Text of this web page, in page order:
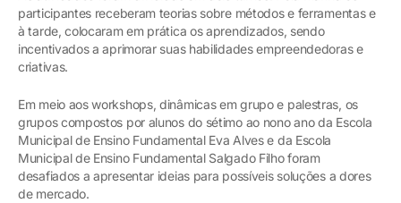
participantes receberam teorias sobre métodos e ferramentas e
à tarde, colocaram em prática os aprendizados, sendo
incentivados a aprimorar suas habilidades empreendedoras e
criativas.
Em meio aos workshops, dinâmicas em grupo e palestras, os
grupos compostos por alunos do sétimo ao nono ano da Escola
Municipal de Ensino Fundamental Eva Alves e da Escola
Municipal de Ensino Fundamental Salgado Filho foram
desafiados a apresentar ideias para possíveis soluções a dores
de mercado.